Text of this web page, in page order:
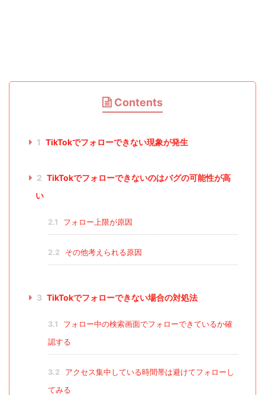
Contents
1 TikTokでフォローできない現象が発生
2 TikTokでフォローできないのはバグの可能性が高
い
2.1 フォロー上限が原因
2.2 その他考えられる原因
3 TikTokでフォローできない場合の対処法
3.1
フォロー中の検索画面でフォローできているか確
認する
3.2
アクセス集中している時間帯は避けてフォローし
てみる